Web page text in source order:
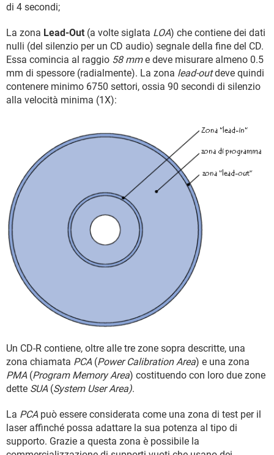
di 4 secondi;
La zona Lead-Out (a volte siglata LOA) che contiene dei dati
nulli (del silenzio per un CD audio) segnale della fine del CD.
Essa comincia al raggio 58 mme deve misurare almeno 0.5
mm di spessore (radialmente). La zona lead-outdeve quindi
contenere minimo 6750 settori, ossia 90 secondi di silenzio
alla velocità minima (1X):
Un CD-R contiene, oltre alle tre zone sopra descritte, una
zona chiamata PCA(Power Calibration Area) e una zona
PMA(Program Memory Area) costituendo con loro due zone
dette SUA(System User Area).
La PCApuò essere considerata come una zona di test per il
laser affinché possa adattare la sua potenza al tipo di
supporto. Grazie a questa zona è possibile la